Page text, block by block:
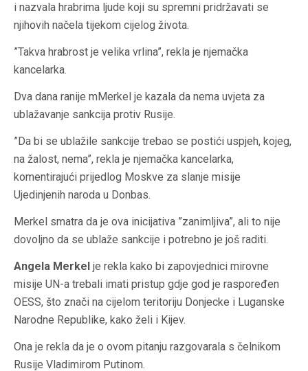
i nazvala hrabrima ljude koji su spremni pridržavati se
njihovih načela tijekom cijelog života.
”Takva hrabrost je velika vrlina”, rekla je njemačka
kancelarka.
Dva dana ranije mMerkel je kazala da nema uvjeta za
ublažavanje sankcija protiv Rusije.
”Da bi se ublažile sankcije trebao se postići uspjeh, kojeg,
na žalost, nema”, rekla je njemačka kancelarka,
komentirajući prijedlog Moskve za slanje misije
Ujedinjenih naroda u Donbas.
Merkel smatra da je ova inicijativa ”zanimljiva”, ali to nije
dovoljno da se ublaže sankcije i potrebno je još raditi.
Angela Merkel je rekla kako bi zapovjednici mirovne
misije UN-a trebali imati pristup gdje god je raspoređen
OESS, što znači na cijelom teritoriju Donjecke i Luganske
Narodne Republike, kako želi i Kijev.
Ona je rekla da je o ovom pitanju razgovarala s čelnikom
Rusije Vladimirom Putinom.